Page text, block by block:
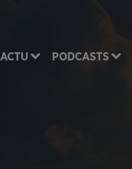
ACTU PODCASTS